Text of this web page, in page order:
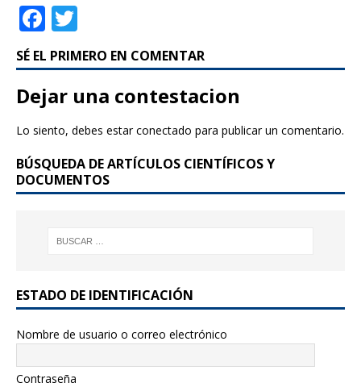
F
a
c
e
b
o
k
w
it
te
r
SÉ EL PRIMERO EN COMENTAR
Dejar una contestacion
Lo siento, debes estarconectado para publicar un comentario.
BÚSQUEDA DE ARTÍCULOS CIENTÍFICOS Y
DOCUMENTOS
ESTADO DE IDENTIFICACIÓN
Nombre de usuario o correo electrónico
Contraseña